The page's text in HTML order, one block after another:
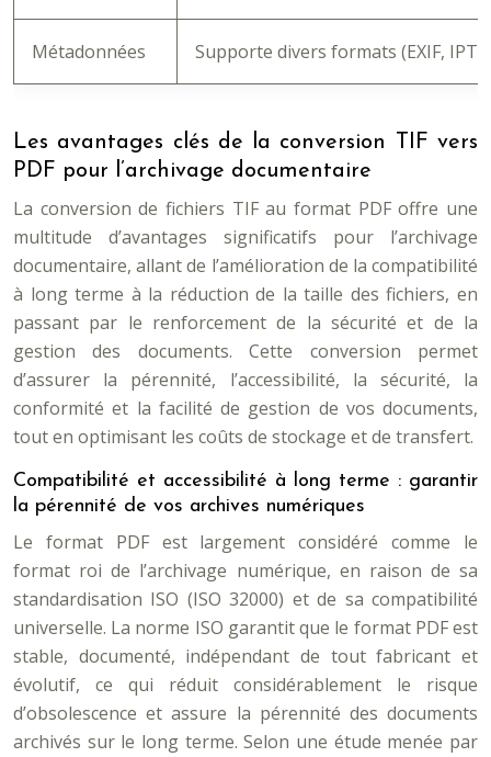
Métadonnées Supporte divers formats (EXIF,
Les avantages clés de la conversion TIF vers
PDF pour l’archivage documentaire
La conversion de fichiers TIF au format PDF offre une
multitude d’avantages significatifs pour l’archivage
documentaire, allant de l’amélioration de la compatibilité
à long terme à la réduction de la taille des fichiers, en
passant par le renforcement de la sécurité et de la
gestion des documents. Cette conversion permet
d’assurer la pérennité, l’accessibilité, la sécurité, la
conformité et la facilité de gestion de vos documents,
tout en optimisant les coûts de stockage et de transfert.
Compatibilité et accessibilité à long terme : garantir
la pérennité de vos archives numériques
Le format PDF est largement considéré comme le
format roi de l’archivage numérique, en raison de sa
standardisation ISO (ISO 32000) et de sa compatibilité
universelle. La norme ISO garantit que le format PDF est
stable, documenté, indépendant de tout fabricant et
évolutif, ce qui réduit considérablement le risque
d’obsolescence et assure la pérennité des documents
archivés sur le long terme. Selon une étude menée par